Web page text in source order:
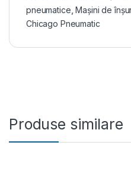
pneumatice ,Mașini de
Chicago Pneumatic
Produse similare